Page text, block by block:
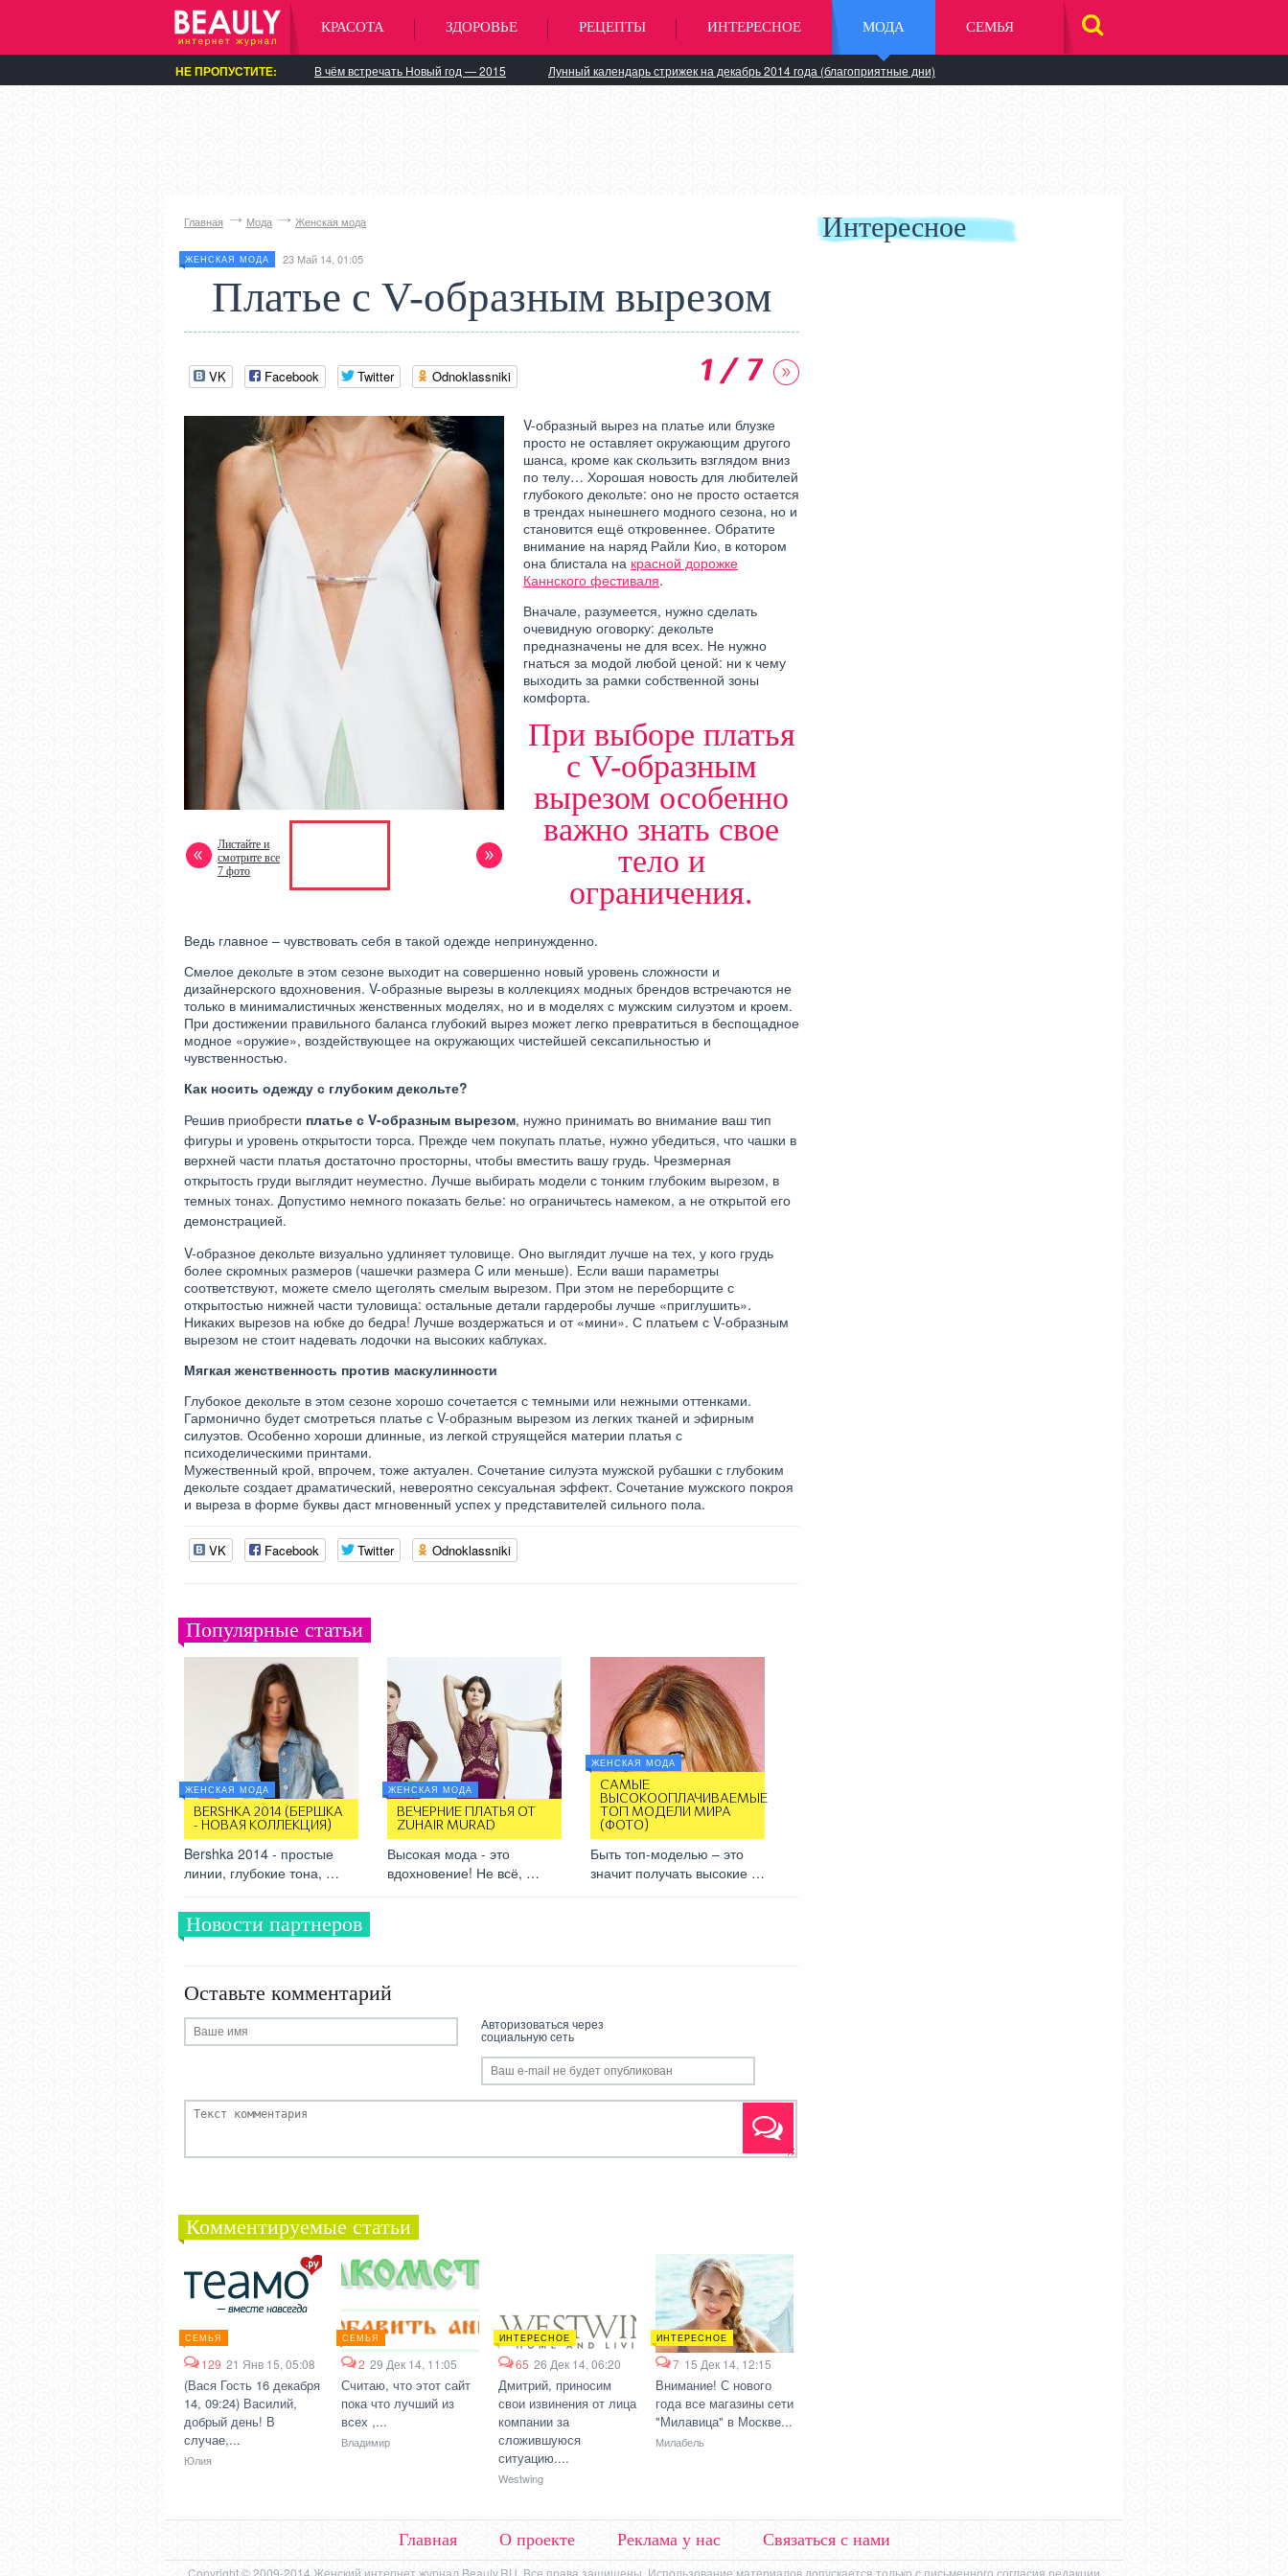
КРАСОТА ЗДОРОВЬЕ РЕЦЕПТЫ ИНТЕРЕСНОЕ МОДА СЕМЬЯ
НЕ ПРОПУСТИТЕ: В чём встречать Новый год — 2015 Лунный календарь стрижек на декабрь 2014 года (благоприятные дни)
Главная Мода Женская мода
ЖЕНСКАЯ МОДА 23 Май 14, 01:05
Платье с V-образным вырезом
VK Facebook Twitter Odnoklassniki 1 / 7
Листайте и
смотрите все
7 фото
V-образный вырез на платье или блузке
просто не оставляет окружающим другого
шанса, кроме как скользить взглядом вниз
по телу… Хорошая новость для любителей
глубокого декольте: оно не просто остается
в трендах нынешнего модного сезона, но и
становится ещё откровеннее. Обратите
внимание на наряд Райли Кио, в котором
она блистала на красной дорожке
Каннского фестиваля.
Вначале, разумеется, нужно сделать
очевидную оговорку: декольте
предназначены не для всех. Не нужно
гнаться за модой любой ценой: ни к чему
выходить за рамки собственной зоны
комфорта.
При выборе платья
с V-образным
вырезом особенно
важно знать свое
тело и
ограничения.
Ведь главное – чувствовать себя в такой одежде непринужденно.
Смелое декольте в этом сезоне выходит на совершенно новый уровень сложности и
дизайнерского вдохновения. V-образные вырезы в коллекциях модных брендов встречаются не
только в минималистичных женственных моделях, но и в моделях с мужским силуэтом и кроем.
При достижении правильного баланса глубокий вырез может легко превратиться в беспощадное
модное «оружие», воздействующее на окружающих чистейшей сексапильностью и
чувственностью.
Как носить одежду с глубоким декольте?
Решив приобрести платье с V-образным вырезом, нужно принимать во внимание ваш тип
фигуры и уровень открытости торса. Прежде чем покупать платье, нужно убедиться, что чашки в
верхней части платья достаточно просторны, чтобы вместить вашу грудь. Чрезмерная
открытость груди выглядит неуместно. Лучше выбирать модели с тонким глубоким вырезом, в
темных тонах. Допустимо немного показать белье: но ограничьтесь намеком, а не открытой его
демонстрацией.
V-образное декольте визуально удлиняет туловище. Оно выглядит лучше на тех, у кого грудь
более скромных размеров (чашечки размера C или меньше). Если ваши параметры
соответствуют, можете смело щеголять смелым вырезом. При этом не переборщите с
открытостью нижней части туловища: остальные детали гардеробы лучше «приглушить».
Никаких вырезов на юбке до бедра! Лучше воздержаться и от «мини». С платьем с V-образным
вырезом не стоит надевать лодочки на высоких каблуках.
Мягкая женственность против маскулинности
Глубокое декольте в этом сезоне хорошо сочетается с темными или нежными оттенками.
Гармонично будет смотреться платье с V-образным вырезом из легких тканей и эфирным
силуэтов. Особенно хороши длинные, из легкой струящейся материи платья с
психоделическими принтами.
Мужественный крой, впрочем, тоже актуален. Сочетание силуэта мужской рубашки с глубоким
декольте создает драматический, невероятно сексуальная эффект. Сочетание мужского покроя
и выреза в форме буквы даст мгновенный успех у представителей сильного пола.
VK Facebook Twitter Odnoklassniki
Популярные статьи
ЖЕНСКАЯ МОДА
BERSHKA 2014 (БЕРШКА
- НОВАЯ КОЛЛЕКЦИЯ)
Bershka 2014 - простые
линии, глубокие тона, …
ЖЕНСКАЯ МОДА
ВЕЧЕРНИЕ ПЛАТЬЯ ОТ
ZUHAIR MURAD
Высокая мода - это
вдохновение! Не всё, …
ЖЕНСКАЯ МОДА
САМЫЕ
ВЫСОКООПЛАЧИВАЕМЫЕ
ТОП МОДЕЛИ МИРА
(ФОТО)
Быть топ-моделью – это
значит получать высокие …
Новости партнеров
Оставьте комментарий
Авторизоваться через
социальную сеть
Комментируемые статьи
СЕМЬЯ
129 21 Янв 15, 05:08
(Вася Гость 16 декабря
14, 09:24) Василий,
добрый день! В
случае,...
Юлия
СЕМЬЯ
2 29 Дек 14, 11:05
Считаю, что этот сайт
пока что лучший из
всех ,...
Владимир
ИНТЕРЕСНОЕ
65 26 Дек 14, 06:20
Дмитрий, приносим
свои извинения от лица
компании за
сложившуюся
ситуацию....
Westwing
ИНТЕРЕСНОЕ
7 15 Дек 14, 12:15
Внимание! С нового
года все магазины сети
"Милавица" в Москве...
Милабель
Интересное
Главная О проекте Реклама у нас Связаться с нами
Copyright © 2009-2014 Женский интернет журнал Beauly.RU. Все права защищены. Использование материалов допускается только с письменного согласия редакции